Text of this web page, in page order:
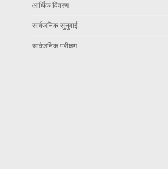
आर्थिक विवरण
सार्वजनिक सुनुवाई
सार्वजनिक परीक्षण